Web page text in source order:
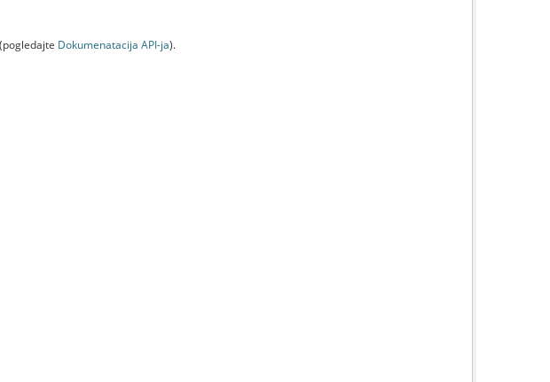
(pogledajte Dokumenаtаcijа API-jа).